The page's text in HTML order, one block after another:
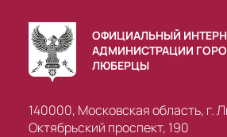
ОФИЦИАЛЬНЫЙ
АДМИНИСТРАЦИИ
ЛЮБЕРЦЫ
140000, Московская область, г.
Октябрьский проспект, 190